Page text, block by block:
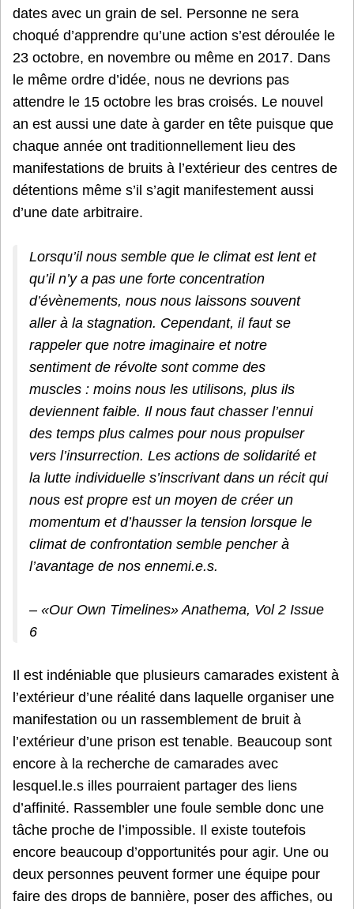
dates avec un grain de sel. Personne ne sera
choqué d’apprendre qu’une action s’est déroulée le
23 octobre, en novembre ou même en 2017. Dans
le même ordre d’idée, nous ne devrions pas
attendre le 15 octobre les bras croisés. Le nouvel
an est aussi une date à garder en tête puisque que
chaque année ont traditionnellement lieu des
manifestations de bruits à l’extérieur des centres de
détentions même s’il s’agit manifestement aussi
d’une date arbitraire.
Lorsqu’il nous semble que le climat est lent et
qu’il n’y a pas une forte concentration
d’évènements, nous nous laissons souvent
aller à la stagnation. Cependant, il faut se
rappeler que notre imaginaire et notre
sentiment de révolte sont comme des
muscles : moins nous les utilisons, plus ils
deviennent faible. Il nous faut chasser l’ennui
des temps plus calmes pour nous propulser
vers l’insurrection. Les actions de solidarité et
la lutte individuelle s’inscrivant dans un récit qui
nous est propre est un moyen de créer un
momentum et d’hausser la tension lorsque le
climat de confrontation semble pencher à
l’avantage de nos ennemi.e.s.
– «Our Own Timelines» Anathema, Vol 2 Issue
6
Il est indéniable que plusieurs camarades existent à
l’extérieur d’une réalité dans laquelle organiser une
manifestation ou un rassemblement de bruit à
l’extérieur d’une prison est tenable. Beaucoup sont
encore à la recherche de camarades avec
lesquel.le.s illes pourraient partager des liens
d’affinité. Rassembler une foule semble donc une
tâche proche de l’impossible. Il existe toutefois
encore beaucoup d’opportunités pour agir. Une ou
deux personnes peuvent former une équipe pour
faire des drops de bannière, poser des affiches, ou